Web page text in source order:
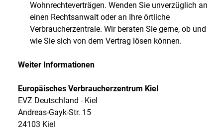
Wohnrechteverträgen. Wenden Sie unverzüglich an
einen Rechtsanwalt oder an Ihre örtliche
Verbraucherzentrale. Wir beraten Sie gerne, ob und
wie Sie sich von dem Vertrag lösen können.
Weiter Informationen
Europäisches Verbraucherzentrum Kiel
EVZ Deutschland - Kiel
Andreas-Gayk-Str. 15
24103 Kiel